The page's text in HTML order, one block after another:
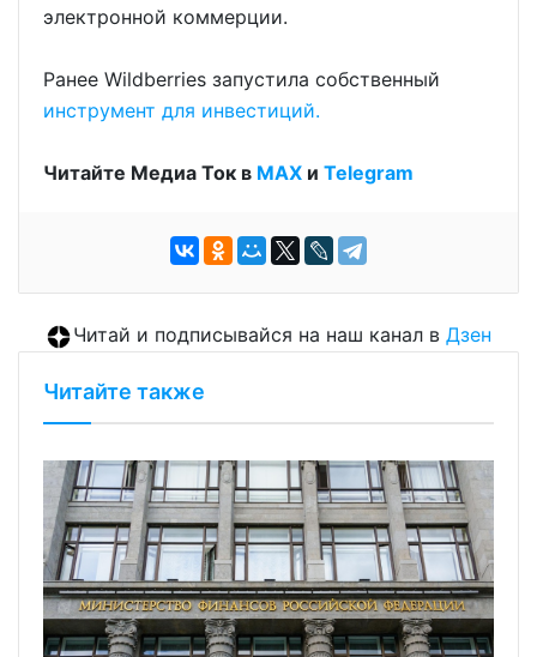
электронной коммерции.
Ранее Wildberries запустила собственный
инструмент для инвестиций.
Читайте Медиа Ток в МАХ и Telegram
Читай и подписывайся на наш канал в Дзен
Читайте также